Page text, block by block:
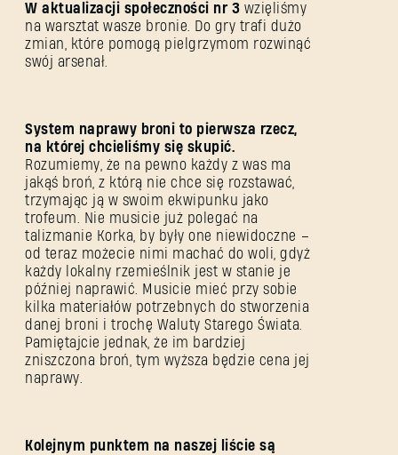
W aktualizacji społeczności nr 3 wzięliśmy
na warsztat wasze bronie. Do gry trafi dużo
zmian, które pomogą pielgrzymom rozwinąć
swój arsenał.
System naprawy broni to pierwsza rzecz,
na której chcieliśmy się skupić.
Rozumiemy, że na pewno każdy z was ma
jakąś broń, z którą nie chce się rozstawać,
trzymając ją w swoim ekwipunku jako
trofeum. Nie musicie już polegać na
talizmanie Korka, by były one niewidoczne –
od teraz możecie nimi machać do woli, gdyż
każdy lokalny rzemieślnik jest w stanie je
później naprawić. Musicie mieć przy sobie
kilka materiałów potrzebnych do stworzenia
danej broni i trochę Waluty Starego Świata.
Pamiętajcie jednak, że im bardziej
zniszczona broń, tym wyższa będzie cena jej
naprawy.
Kolejnym punktem na naszej liście są